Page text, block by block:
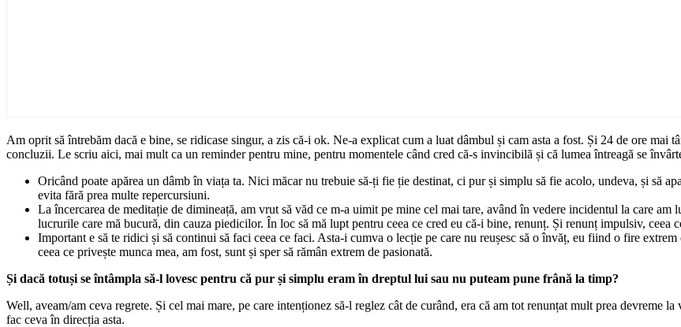
Am oprit să întrebăm dacă e bine, se ridicase singur, a zis că-i ok. Ne-a explicat cum a luat dâmbul și cam asta a fost. Și 24 de ore mai
concluzii. Le scriu aici, mai mult ca un reminder pentru mine, pentru momentele când cred că-s invincibilă și că lumea întreagă se
Oricând poate apărea un dâmb în viața ta. Nici măcar nu trebuie să-ți fie ție destinat, ci pur și simplu să fie acolo, undeva, și să
evita fără prea multe repercursiuni.
La încercarea de meditație de dimineață, am vrut să văd ce m-a uimit pe mine cel mai tare, având în vedere incidentul la care am
lucrurile care mă bucură, din cauza piedicilor. În loc să mă lupt pentru ceea ce cred eu că-i bine, renunț. Și renunț impulsiv, ceea
Important e să te ridici și să continui să faci ceea ce faci. Asta-i cumva o lecție pe care nu reușesc să o învăț, eu fiind o fire
ceea ce privește munca mea, am fost, sunt și sper să rămân extrem de pasionată.
Și dacă totuși se întâmpla să-l lovesc pentru că pur și simplu eram în dreptul lui sau nu puteam pune frână la timp?
Well, aveam/am ceva regrete. Și cel mai mare, pe care intenționez să-l reglez cât de curând, era că am tot renunțat mult prea devreme
fac ceva în direcția asta.